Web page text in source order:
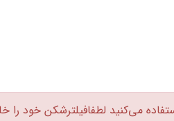
می‌کنید لطفافیلترشکن خود